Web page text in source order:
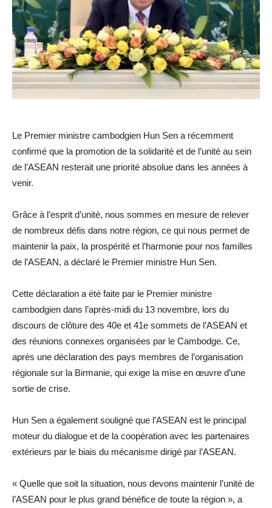
Le Premier ministre cambodgien Hun Sen a récemment
confirmé que la promotion de la solidarité et de l’unité au sein
de l’ASEAN resterait une priorité absolue dans les années à
venir.
Grâce à l’esprit d’unité, nous sommes en mesure de relever
de nombreux défis dans notre région, ce qui nous permet de
maintenir la paix, la prospérité et l’harmonie pour nos familles
de l’ASEAN, a déclaré le Premier ministre Hun Sen.
Cette déclaration a été faite par le Premier ministre
cambodgien dans l’après-midi du 13 novembre, lors du
discours de clôture des 40e et 41e sommets de l’ASEAN et
des réunions connexes organisées par le Cambodge. Ce,
après une déclaration des pays membres de l’organisation
régionale sur la Birmanie, qui exige la mise en œuvre d’une
sortie de crise.
Hun Sen a également souligné que l’ASEAN est le principal
moteur du dialogue et de la coopération avec les partenaires
extérieurs par le biais du mécanisme dirigé par l’ASEAN.
« Quelle que soit la situation, nous devons maintenir l’unité de
l’ASEAN pour le plus grand bénéfice de toute la région », a